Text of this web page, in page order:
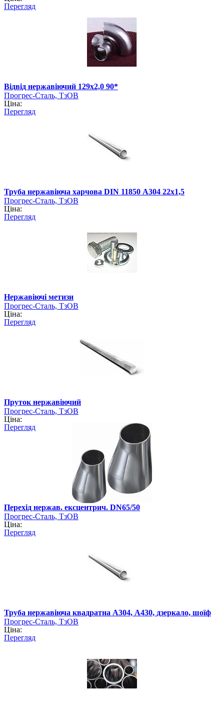
Перегляд
Відвід нержавіючий 129х2,0 90*
Прогрес-Сталь, ТзОВ
Ціна:
Перегляд
Труба нержавіюча харчова DIN 11850 А304 22х1,5
Прогрес-Сталь, ТзОВ
Ціна:
Перегляд
Нержавіючі метизи
Прогрес-Сталь, ТзОВ
Ціна:
Перегляд
Пруток нержавіючий
Прогрес-Сталь, ТзОВ
Ціна:
Перегляд
Перехід нержав. ексцентрич. DN65/50
Прогрес-Сталь, ТзОВ
Ціна:
Перегляд
Труба нержавіюча квадратна А304, А430, дзеркало, шоїф
Прогрес-Сталь, ТзОВ
Ціна:
Перегляд